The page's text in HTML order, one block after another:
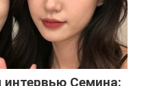
интервью Семина: